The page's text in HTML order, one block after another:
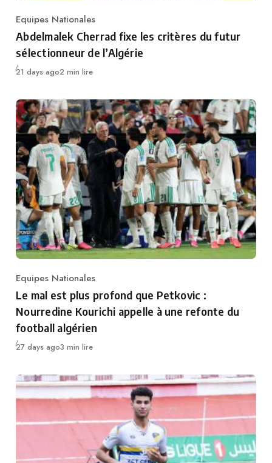
Category
Equipes Nationales
Abdelmalek Cherrad fixe les critères du futur
sélectionneur de l’Algérie
Publié
21 days ago2 min lire
Category
Equipes Nationales
Le mal est plus profond que Petkovic :
Nourredine Kourichi appelle à une refonte du
football algérien
Publié
27 days ago3 min lire